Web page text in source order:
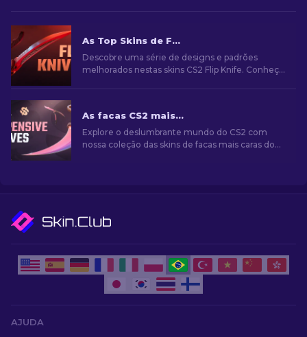
As Top Skins de Facas "Flip" no CS2 [2026]
Descobre uma série de designs e padrões
melhorados nestas skins CS2 Flip Knife. Conheça
As facas CS2 mais caras [2026]
Explore o deslumbrante mundo do CS2 com
nossa coleção das skins de facas mais caras do
AJUDA